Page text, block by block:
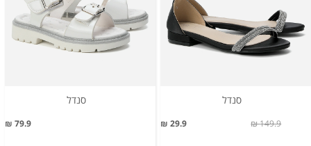
סנדל
29.9 ₪ 149.9 ₪
סנדל
79.9 ₪